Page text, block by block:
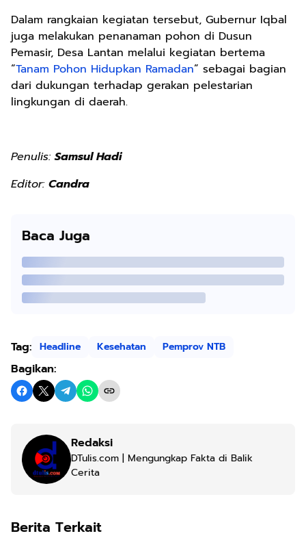
Dalam rangkaian kegiatan tersebut, Gubernur Iqbal
juga melakukan penanaman pohon di Dusun
Pemasir, Desa Lantan melalui kegiatan bertema
“Tanam Pohon Hidupkan Ramadan” sebagai bagian
dari dukungan terhadap gerakan pelestarian
lingkungan di daerah.
Penulis:Samsul Hadi
Editor: Candra
Baca Juga
Tag: Headline Kesehatan Pemprov NTB
Bagikan:
Redaksi
DTulis.com | Mengungkap Fakta di Balik
Cerita
Berita Terkait